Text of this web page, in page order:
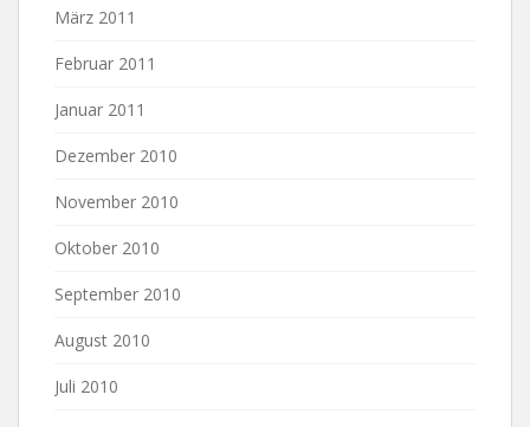
März 2011
Februar 2011
Januar 2011
Dezember 2010
November 2010
Oktober 2010
September 2010
August 2010
Juli 2010